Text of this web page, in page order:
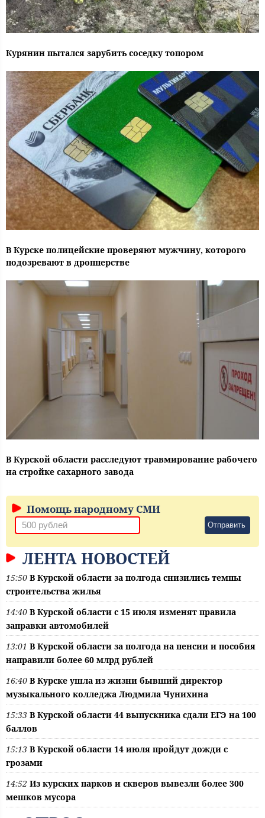
Курянин пытался зарубить соседку топором
В Курске полицейские проверяют мужчину, которого
подозревают в дропперстве
В Курской области расследуют травмирование рабочего
на стройке сахарного завода
Помощь народному СМИ
Отправить
ЛЕНТА НОВОСТЕЙ
15:50 В Курской области за полгода снизились темпы
строительства жилья
14:40 В Курской области с 15 июля изменят правила
заправки автомобилей
13:01 В Курской области за полгода на пенсии и пособия
направили более 60 млрд рублей
16:40 В Курске ушла из жизни бывший директор
музыкального колледжа Людмила Чунихина
15:33 В Курской области 44 выпускника сдали ЕГЭ на 100
баллов
15:13 В Курской области 14 июля пройдут дожди с
грозами
14:52 Из курских парков и скверов вывезли более 300
мешков мусора